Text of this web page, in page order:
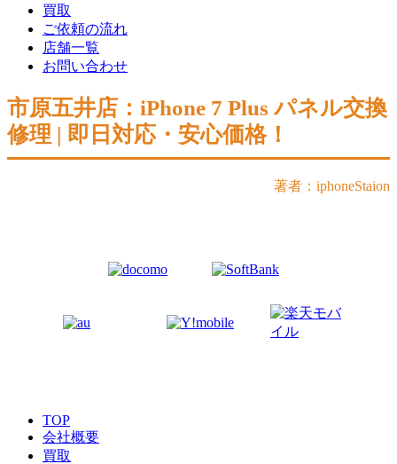
買取
ご依頼の流れ
店舗一覧
お問い合わせ
市原五井店：iPhone 7 Plus パネル交換
修理 | 即日対応・安心価格！
著者：iphoneStaion
TOP
会社概要
買取